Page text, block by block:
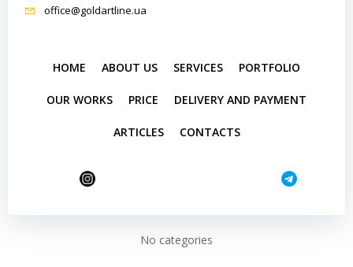
office@goldartline.ua
HOME ABOUT US SERVICES PORTFOLIO
OUR WORKS PRICE DELIVERY AND PAYMENT
ARTICLES CONTACTS
No categories